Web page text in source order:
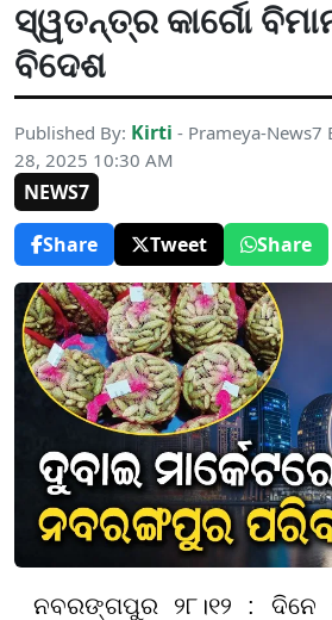
ସ୍ୱତନ୍ତ୍ର କାର୍ଗୋ
ବିଦେଶ
Published By: Kirti - Prameya-
28, 2025 10:30 AM
NEWS7
Share
Tweet Share
ନବରଙ୍ଗପୁର ୨୮।୧୨ : ଦିନେ